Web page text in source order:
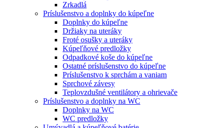
Zrkadlá
Príslušenstvo a doplnky do kúpeľne
Doplnky do kúpeľne
Držiaky na uteráky
Froté osušky a uteráky
Kúpeľňové predložky
Odpadkové koše do kúpeľne
Ostatné príslušenstvo do kúpeľne
Príslušenstvo k sprchám a vaniam
Sprchové závesy
Teplovzdušné ventilátory a ohrievače
Príslušenstvo a doplnky na WC
Doplnky na WC
WC predložky